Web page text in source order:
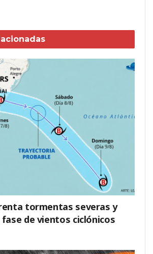
tormentas severas y
fase de vientos ciclónicos